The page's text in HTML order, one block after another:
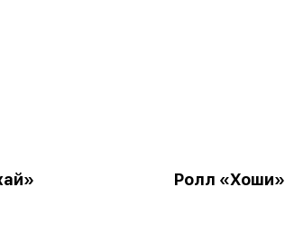
Ролл «Хоши»